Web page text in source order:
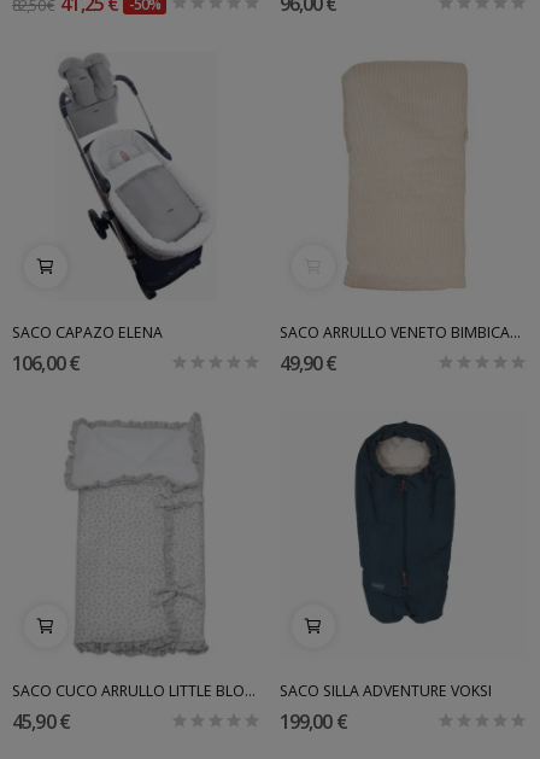
82,50 € -50%
SACO CAPAZO ELENA
106,00 €
SACO ARRULLO VENETO BIMBICASUAL
49,90 €
SACO CUCO ARRULLO LITTLE BLOOM PASITO A PASITO
45,90 €
SACO SILLA ADVENTURE VOKSI
199,00 €